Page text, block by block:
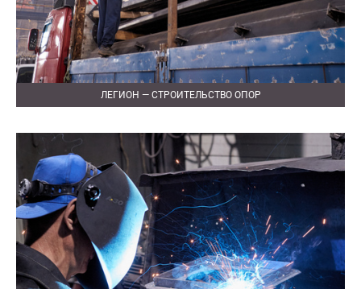
ЛЕГИОН — СТРОИТЕЛЬСТВО ОПОР